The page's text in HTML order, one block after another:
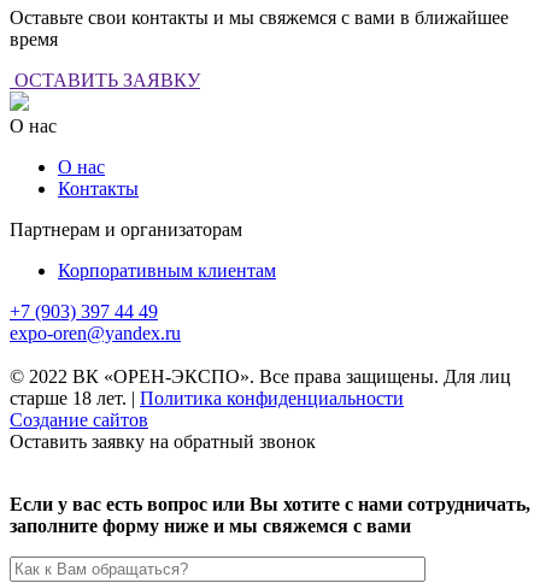
Оставьте свои контакты и мы свяжемся с вами в ближайшее
время
ОСТАВИТЬ ЗАЯВКУ
О нас
О нас
Контакты
Партнерам и организаторам
Корпоративным клиентам
+7 (903) 397 44 49
expo-oren@yandex.ru
© 2022 ВК «ОРЕН-ЭКСПО». Все права защищены. Для лиц
старше 18 лет. | Политика конфиденциальности
Создание сайтов
Оставить заявку на обратный звонок
Если у вас есть вопрос или Вы хотите с нами сотрудничать,
заполните форму ниже и мы свяжемся с вами